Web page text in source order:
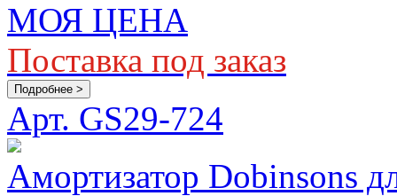
МОЯ ЦЕНА
Поставка под заказ
Подробнее >
Арт. GS29-724
Амортизатор Dobinsons